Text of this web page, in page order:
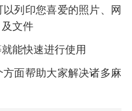
列印您喜爱的照片、网
文件
能快速进行使用
面帮助大家解决诸多麻